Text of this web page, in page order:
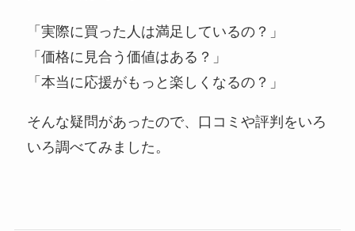
「実際に買った人は満足しているの？」
「価格に見合う価値はある？」
「本当に応援がもっと楽しくなるの？」
そんな疑問があったので、口コミや評判をいろ
いろ調べてみました。